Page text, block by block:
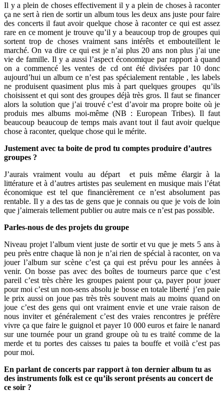
Il y a plein de choses effectivement il y a plein de choses à raconter
ça ne sert à rien de sortir un album tous les deux ans juste pour faire
des concerts il faut avoir quelque chose à raconter ce qui est assez
rare en ce moment je trouve qu’il y a beaucoup trop de groupes qui
sortent trop de choses vraiment sans intérêts et embouteillent le
marché. On va dire ce qui est je n’ai plus 20 ans non plus j’ai une
vie de famille. Il y a aussi l’aspect économique par rapport à quand
on a commencé les ventes de cd ont été divisées par 10 donc
aujourd’hui un album ce n’est pas spécialement rentable , les labels
ne produisent quasiment plus mis à part quelques groupes
qu’ils
choisissent et qui sont des groupes déjà très gros. Il faut se financer
alors la solution que j’ai trouvé c’est d’avoir ma propre boite où je
produis mes albums moi-même (NB : European Tribes). Il faut
beaucoup beaucoup de temps mais avant tout il faut avoir quelque
chose à raconter, quelque chose qui le mérite.
Justement avec ta boite de prod tu comptes produire d’autres
groupes ?
J’aurais vraiment voulu au départ
et puis même élargir à la
littérature et à d’autres artistes pas seulement en musique mais l’état
économique est tel que financièrement ce n’est absolument pas
rentable. Il y a des tas de gens que je connais ou que je vois de loin
que j’aimerais tellement publier ou autre mais ce n’est pas possible.
Parles-nous de des projets du groupe
Niveau projet l’album vient juste de sortir et vu que je mets 5 ans à
peu près entre chaque là non je n’ai rien de spécial à raconter, on va
jouer l’album sur scène c’est ça qui est prévu pour les années à
venir. On bosse pas avec des boîtes de tourneurs parce que c’est
pareil c’est très chère les groupes paient pour ça, payer pour jouer
pour moi c’est un non-sens absolu je bosse en totale liberté j’en paie
le prix aussi on joue pas très très souvent mais au moins quand on
joue c’est des gens qui ont vraiment envie et une vraie raison de
nous inviter et généralement c’est des vraies rencontres je préfère
vivre ça que faire le guignol et payer 10 000 euros et faire le nanard
sur une tournée pour un grand groupe où tu es traité comme de la
merde et tu portes des caisses tu paies ta bouffe et voilà c’est pas
pour moi.
En parlant de concerts par rapport à ton dernier album tu as
des instruments folk est ce qu’ils seront présents au concert de
ce soir ?